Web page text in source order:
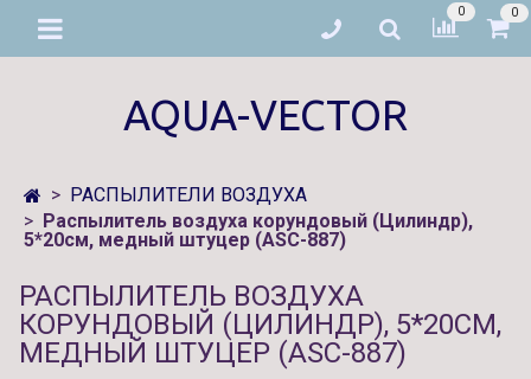
0 0
AQUA-VECTOR
РАСПЫЛИТЕЛИ ВОЗДУХА
Распылитель воздуха корундовый (Цилиндр),
5*20см, медный штуцер (ASC-887)
РАСПЫЛИТЕЛЬ ВОЗДУХА
КОРУНДОВЫЙ (ЦИЛИНДР), 5*20СМ,
МЕДНЫЙ ШТУЦЕР (ASC-887)